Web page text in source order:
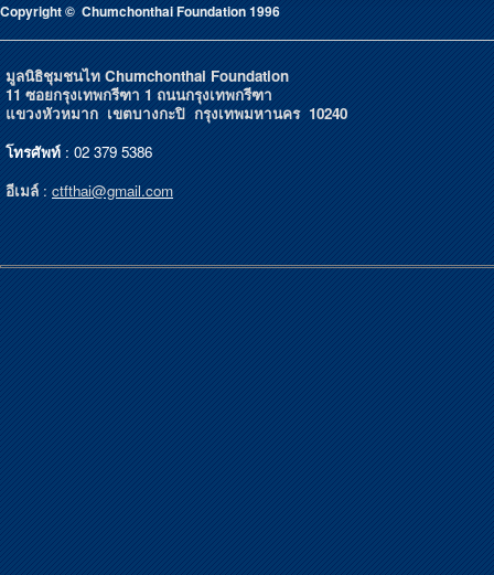
Copyright © Chumchonthai Foundation 1996
มูลนิธิชุมชนไท Chumchonthai Foundation
11 ซอยกรุงเทพกรีฑา 1 ถนนกรุงเทพกรีฑา
แขวงหัวหมาก เขตบางกะปิ กรุงเทพมหานคร 10240
โทรศัพท์ : 02 379 5386
อีเมล์ : ctfthai@gmail.com